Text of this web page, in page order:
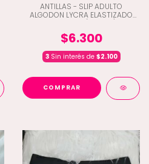
ANTILLAS - SLIP ADULTO
ALGODON LYCRA ELASTIZADO
$6.300
3Sin interés de $2.100
COMPRAR